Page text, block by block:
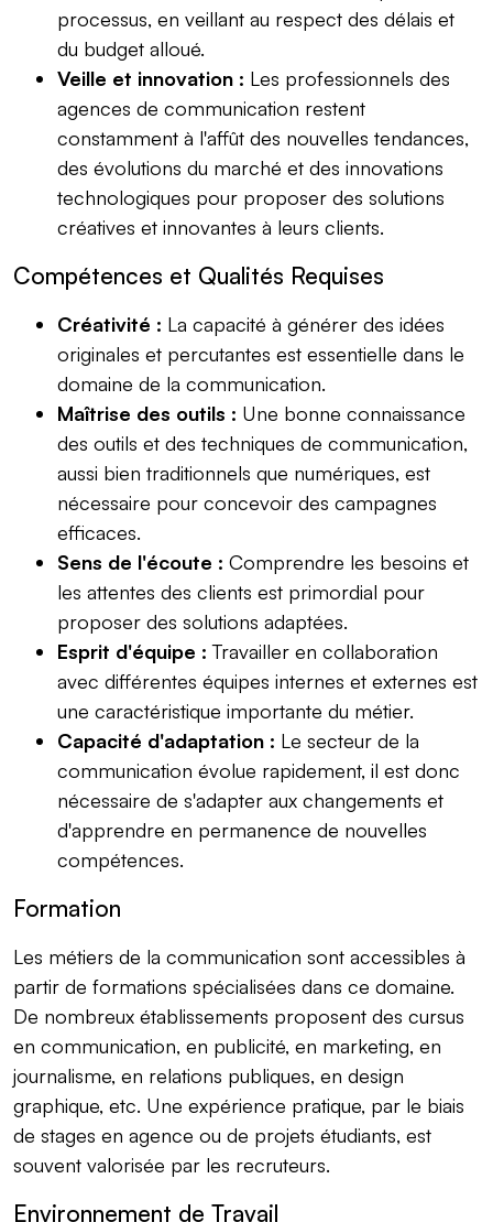
processus, en veillant au respect des délais et
du budget alloué.
Veille et innovation : Les professionnels des
agences de communication restent
constamment à l'affût des nouvelles tendances,
des évolutions du marché et des innovations
technologiques pour proposer des solutions
créatives et innovantes à leurs clients.
Compétences et Qualités Requises
Créativité : La capacité à générer des idées
originales et percutantes est essentielle dans le
domaine de la communication.
Maîtrise des outils : Une bonne connaissance
des outils et des techniques de communication,
aussi bien traditionnels que numériques, est
nécessaire pour concevoir des campagnes
efficaces.
Sens de l'écoute : Comprendre les besoins et
les attentes des clients est primordial pour
proposer des solutions adaptées.
Esprit d'équipe : Travailler en collaboration
avec différentes équipes internes et externes est
une caractéristique importante du métier.
Capacité d'adaptation : Le secteur de la
communication évolue rapidement, il est donc
nécessaire de s'adapter aux changements et
d'apprendre en permanence de nouvelles
compétences.
Formation
Les métiers de la communication sont accessibles à
partir de formations spécialisées dans ce domaine.
De nombreux établissements proposent des cursus
en communication, en publicité, en marketing, en
journalisme, en relations publiques, en design
graphique, etc. Une expérience pratique, par le biais
de stages en agence ou de projets étudiants, est
souvent valorisée par les recruteurs.
Environnement de Travail